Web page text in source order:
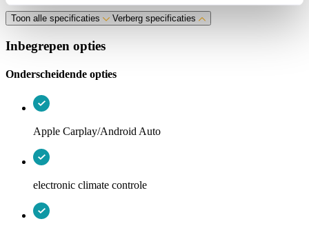
Toon alle specificaties Verberg specificaties
Inbegrepen opties
Onderscheidende opties
Apple Carplay/Android Auto
electronic climate controle